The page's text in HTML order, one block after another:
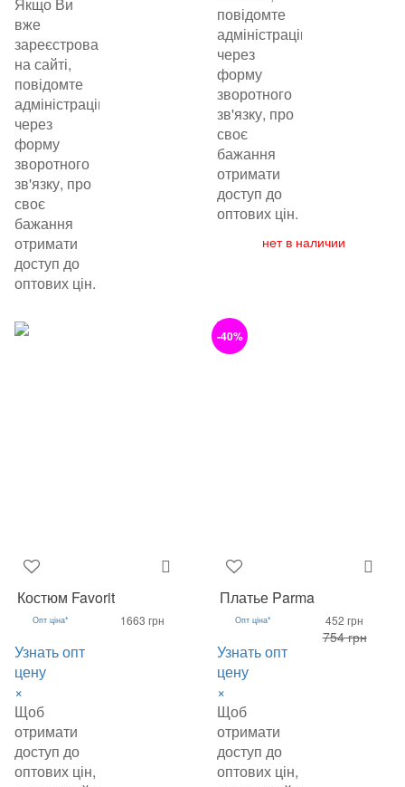
вже
зареєстровані
на сайті,
повідомте
адміністрацію
через
форму
зворотного
зв'язку, про
своє
бажання
отримати
доступ до
оптових цін.
повідомте
адміністрацію
через
форму
зворотного
зв'язку, про
своє
бажання
отримати
доступ до
оптових цін.
нет в наличии
Костюм Favorit
Опт ціна*
Узнать опт
цену
×
Щоб
отримати
доступ до
оптових цін,
1663 грн
-40%
Платье Parma
Опт ціна*
Узнать опт
цену
×
Щоб
отримати
доступ до
оптових цін,
452 грн
754 грн